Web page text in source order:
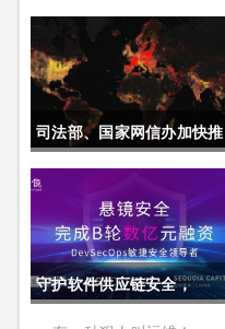
司法部、国家网信办加快推
动制定《未成年人网络保护
守护软件供应链安全，
DevSecOps头部厂商「悬